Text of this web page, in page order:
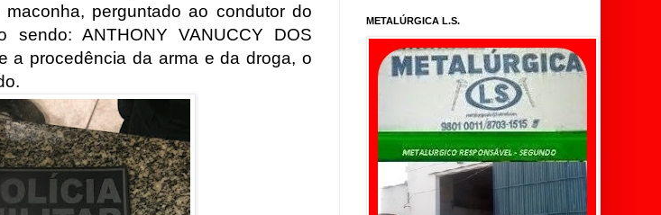
perguntado ao condutor do
sendo: ANTHONY VANUCCY DOS
a procedência da arma e da droga, o
METALÚRGICA L.S.